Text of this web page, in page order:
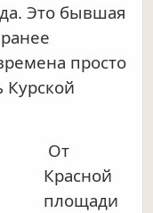
Это бывшая
просто
Курской
От
Красной
площади